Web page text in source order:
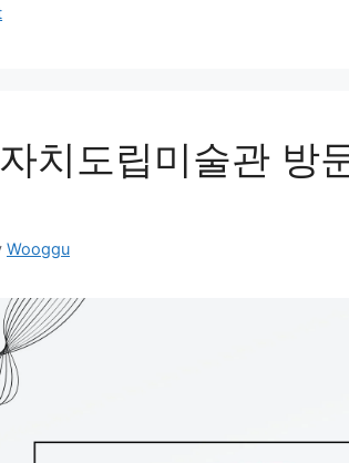
치도립미술관 방
Wooggu